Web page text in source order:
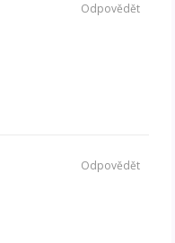
Odpovědět
Odpovědět